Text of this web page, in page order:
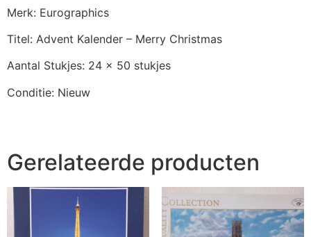
Merk: Eurographics
Titel: Advent Kalender – Merry Christmas
Aantal Stukjes: 24 x 50 stukjes
Conditie: Nieuw
Gerelateerde producten